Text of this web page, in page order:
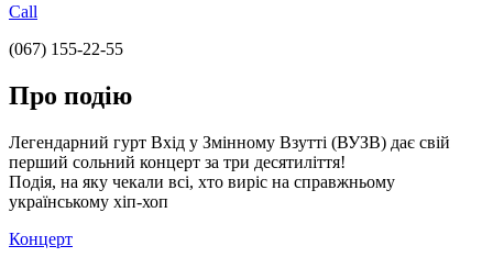
Call
(067) 155-22-55
Про подію
Легендарний гурт Вхід у Змінному Взутті (ВУЗВ) дає свій
перший сольний концерт за три десятиліття!
Подія, на яку чекали всі, хто виріс на справжньому
українському хіп-хоп
Концерт